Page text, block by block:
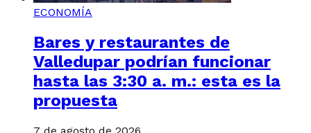
ECONOMÍA
Bares y restaurantes de
Valledupar podrían funcionar
hasta las 3:30 a. m.: esta es la
propuesta